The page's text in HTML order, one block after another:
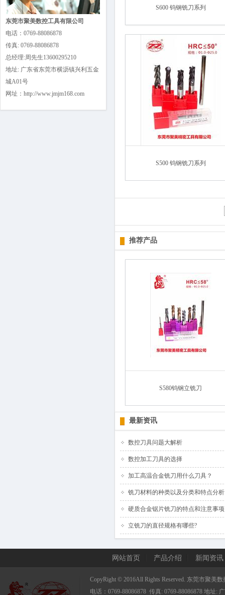
东莞市聚美数控工具有限公司
电话：0769-88086878
传真: 0769-88086878
总经理:周先生13600295210
地址: 广东省东莞市横沥镇兴利五金
城A01号
网址：http://www.jmjm168.com
S600 钨钢铣刀系列
S500 钨钢铣刀系列
推荐产品
S580钨钢立铣刀
最新资讯
数控刀具问题大解析
数控加工刀具的选择
加工高温合金铣刀用什么刀具？
铣刀材料的种类以及分类和特点分析
硬质合金锯片铣刀的特点和注意事项
立铣刀的直径规格有哪些?
网站首页 产品介绍 新闻资讯
CopyRight © 2016All Rights Reserved. 东莞市聚美
电话：0769-88086878 传真: 0769-88086878 地址: